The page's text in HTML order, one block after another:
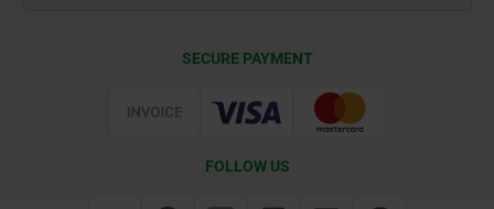
SECURE PAYMENT
FOLLOW US